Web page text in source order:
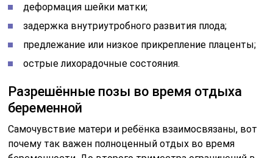
деформация шейки матки;
задержка внутриутробного развития плода;
предлежание или низкое прикрепление плаценты;
острые лихорадочные состояния.
Разрешённые позы во время отдыха
беременной
Самочувствие матери и ребёнка взаимосвязаны, вот
почему так важен полноценный отдых во время